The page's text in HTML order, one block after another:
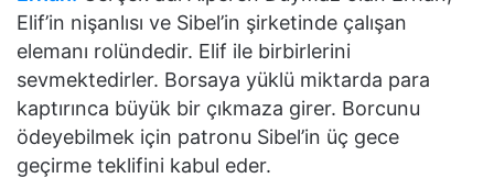
Elif’in nişanlısı ve Sibel’in şirketinde çalışan
elemanı rolündedir. Elif ile birbirlerini
sevmektedirler. Borsaya yüklü miktarda para
kaptırınca büyük bir çıkmaza girer. Borcunu
ödeyebilmek için patronu Sibel’in üç gece
geçirme teklifini kabul eder.